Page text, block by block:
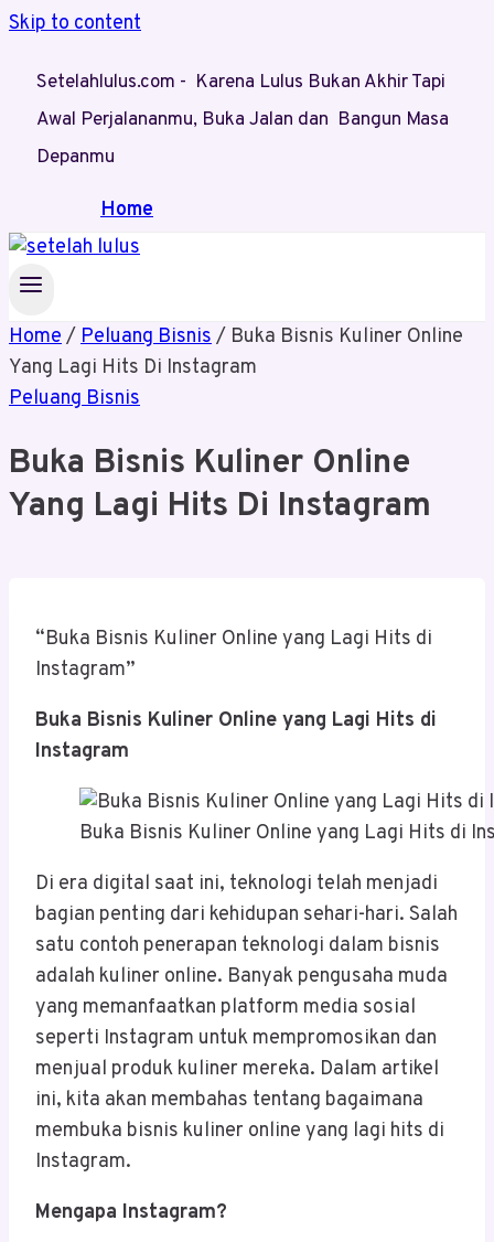
Skip to content
Setelahlulus.com - Karena Lulus Bukan Akhir Tapi
Awal Perjalananmu, Buka Jalan dan Bangun Masa
Depanmu
Home
Home/ Peluang Bisnis/ Buka Bisnis Kuliner Online
Yang Lagi Hits Di Instagram
Peluang Bisnis
Buka Bisnis Kuliner Online
Yang Lagi Hits Di Instagram
“Buka Bisnis Kuliner Online yang Lagi Hits di
Instagram”
Buka Bisnis Kuliner Online yang Lagi Hits di
Instagram
Buka Bisnis Kuliner Online yang Lagi Hits di
Di era digital saat ini, teknologi telah menjadi
bagian penting dari kehidupan sehari-hari. Salah
satu contoh penerapan teknologi dalam bisnis
adalah kuliner online. Banyak pengusaha muda
yang memanfaatkan platform media sosial
seperti Instagram untuk mempromosikan dan
menjual produk kuliner mereka. Dalam artikel
ini, kita akan membahas tentang bagaimana
membuka bisnis kuliner online yang lagi hits di
Instagram.
Mengapa Instagram?